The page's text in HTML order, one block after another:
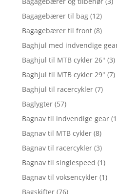
Bagagebærer til bag (12)
Bagagebærer til front (8)
Baghjul med indvendige
Baghjul til MTB cykler 26" (3)
Baghjul til MTB cykler 29" (7)
Baghjul til racercykler (7)
Baglygter (57)
Bagnav til indvendige gear
Bagnav til MTB cykler (8)
Bagnav til racercykler (3)
Bagnav til singlespeed (1)
Bagnav til voksencykler (1)
Bagskifter (76)